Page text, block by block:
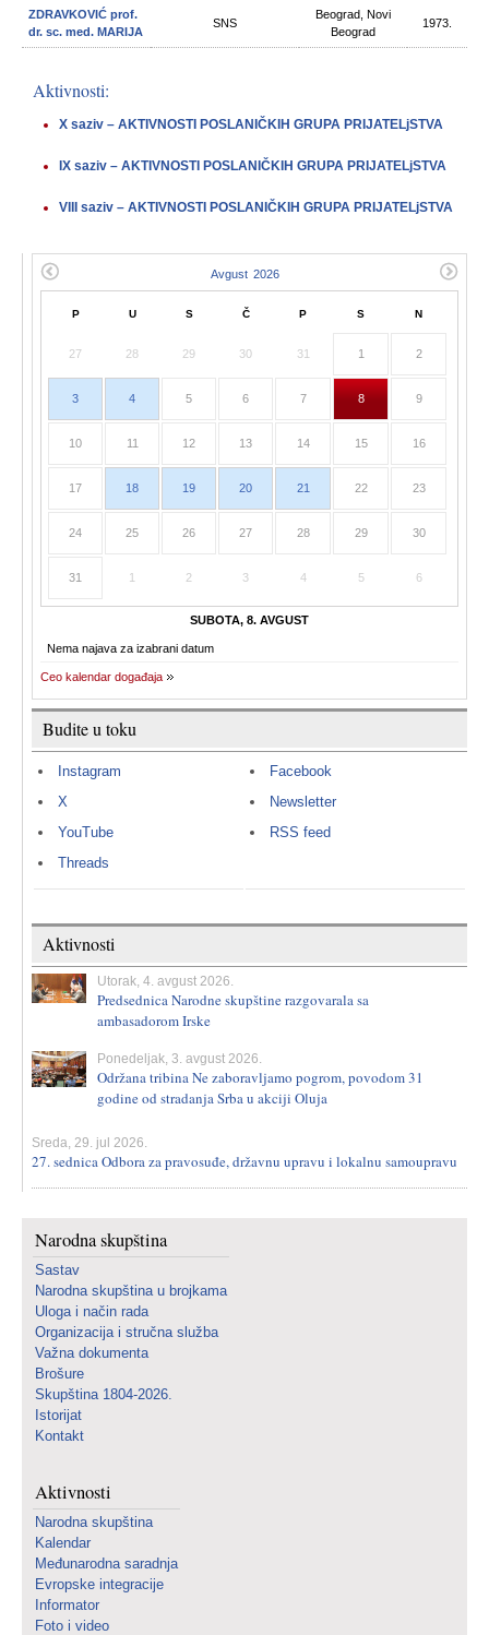
ZDRAVKOVIĆ prof.
dr. sc. med. MARIJA
SNS
Beograd, Novi
Beograd
1973.
Aktivnosti:
X saziv – AKTIVNOSTI POSLANIČKIH GRUPA PRIJATELjSTVA
IX saziv – AKTIVNOSTI POSLANIČKIH GRUPA PRIJATELjSTVA
VIII saziv – AKTIVNOSTI POSLANIČKIH GRUPA PRIJATELjSTVA
P U S Č P S N
27 28 29 30 31 1 2
3 4 5 6 7 8 9
10 11 12 13 14 15 16
17 18 19 20 21 22 23
24 25 26 27 28 29 30
31 1 2 3 4 5 6
SUBOTA, 8. AVGUST
Nema najava za izabrani datum
Ceo kalendar događaja
Budite u toku
Instagram
X
YouTube
Threads
Facebook
Newsletter
RSS feed
Aktivnosti
Utorak, 4. avgust 2026.
Predsednica Narodne skupštine razgovarala sa
ambasadorom Irske
Ponedeljak, 3. avgust 2026.
Održana tribina Ne zaboravljamo pogrom, povodom 31
godine od stradanja Srba u akciji Oluja
Sreda, 29. jul 2026.
27. sednica Odbora za pravosuđe, državnu upravu i lokalnu samoupravu
Narodna skupština
Sastav
Narodna skupština u brojkama
Uloga i način rada
Organizacija i stručna služba
Važna dokumenta
Brošure
Skupština 1804-2026.
Istorijat
Kontakt
Aktivnosti
Narodna skupština
Kalendar
Međunarodna saradnja
Evropske integracije
Informator
Foto i video